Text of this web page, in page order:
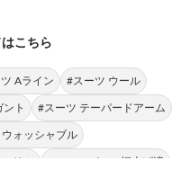
こちら
Aライン #スーツ ウール
ト #スーツ テーパードアーム
ォッシャブル
リム #スーツ パンツ裾上げ済